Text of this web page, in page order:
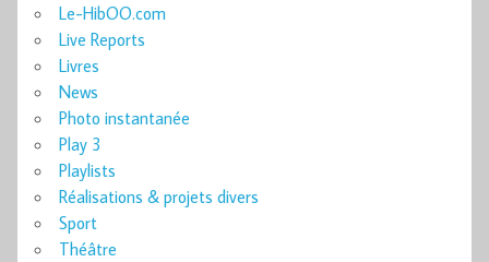
Le-HibOO.com
Live Reports
Livres
News
Photo instantanée
Play 3
Playlists
Réalisations & projets divers
Sport
Théâtre